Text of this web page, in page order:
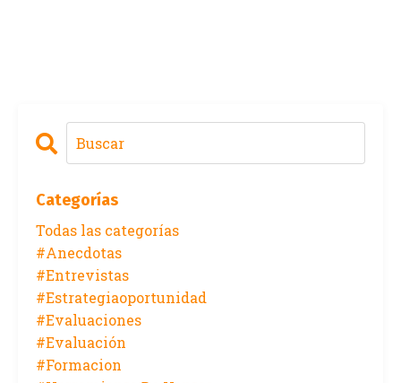
Categorías
Todas las categorías
#anecdotas
#entrevistas
#estrategiaoportunidad
#evaluaciones
#evaluación
#formacion